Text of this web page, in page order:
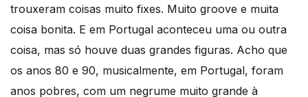
trouxeram coisas muito fixes. Muito groove e muita
coisa bonita. E em Portugal aconteceu uma ou outra
coisa, mas só houve duas grandes figuras. Acho que
os anos 80 e 90, musicalmente, em Portugal, foram
anos pobres, com um negrume muito grande à